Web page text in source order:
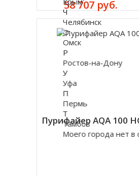
58 707 руб.
Пурифайер AQA 100
Ч
Челябинск
О
Омск
Р
Ростов-на-Дону
У
Уфа
П
Пермь
Т
Тамбов
Моего города нет в